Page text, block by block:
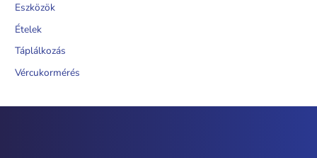
Eszközök
Ételek
Táplálkozás
Vércukormérés